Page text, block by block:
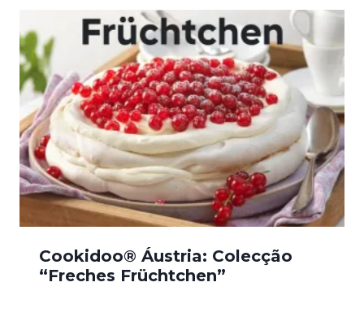
Cookidoo® Áustria: Colecção
“Freches Früchtchen”